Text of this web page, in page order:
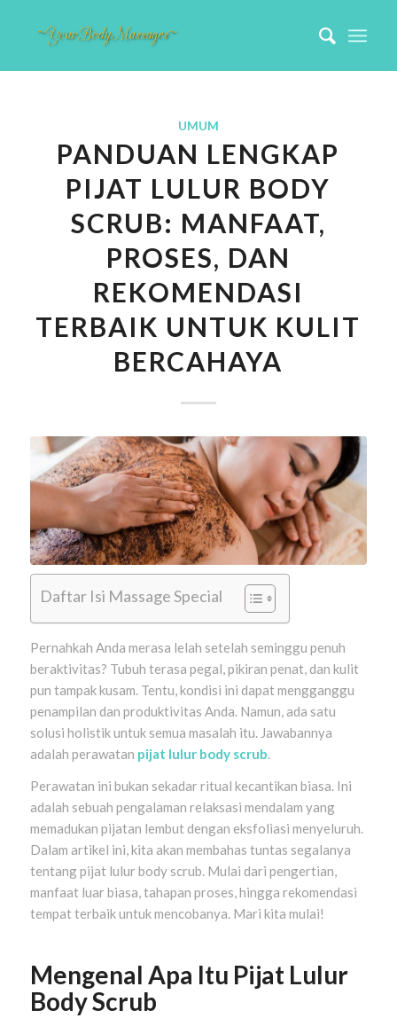
UMUM
PANDUAN LENGKAP
PIJAT LULUR BODY
SCRUB: MANFAAT,
PROSES, DAN
REKOMENDASI
TERBAIK UNTUK KULIT
BERCAHAYA
Daftar Isi Massage Special
Pernahkah Anda merasa lelah setelah seminggu penuh
beraktivitas? Tubuh terasa pegal, pikiran penat, dan kulit
pun tampak kusam. Tentu, kondisi ini dapat mengganggu
penampilan dan produktivitas Anda. Namun, ada satu
solusi holistik untuk semua masalah itu. Jawabannya
adalah perawatan pijat lulur body scrub.
Perawatan ini bukan sekadar ritual kecantikan biasa. Ini
adalah sebuah pengalaman relaksasi mendalam yang
memadukan pijatan lembut dengan eksfoliasi menyeluruh.
Dalam artikel ini, kita akan membahas tuntas segalanya
tentang pijat lulur body scrub. Mulai dari pengertian,
manfaat luar biasa, tahapan proses, hingga rekomendasi
tempat terbaik untuk mencobanya. Mari kita mulai!
Mengenal Apa Itu Pijat Lulur
Body Scrub